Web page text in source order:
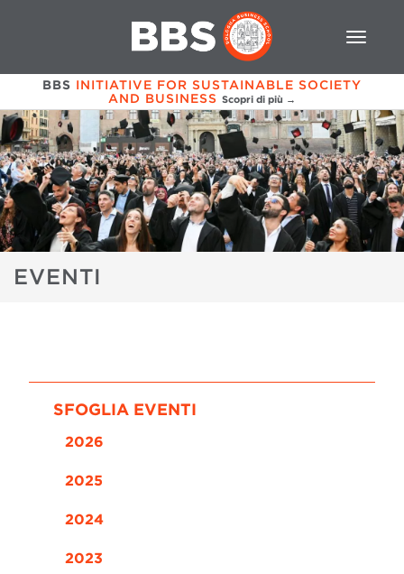
BBS INITIATIVE FOR SUSTAINABLE SOCIETY
AND BUSINESS Scopri di più →
EVENTI
SFOGLIA EVENTI
2026
2025
2024
2023